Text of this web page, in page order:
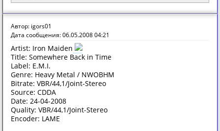
Автор: igors01
Дата сообщения: 06.05.2008 04:21
Artist: Iron Maiden
Title: Somewhere Back in Time
Label: E.M.I.
Genre: Heavy Metal / NWOBHM
Bitrate: VBR/44,1/Joint-Stereo
Source: CDDA
Date: 24-04-2008
Quality: VBR/44,1/Joint-Stereo
Encoder: LAME